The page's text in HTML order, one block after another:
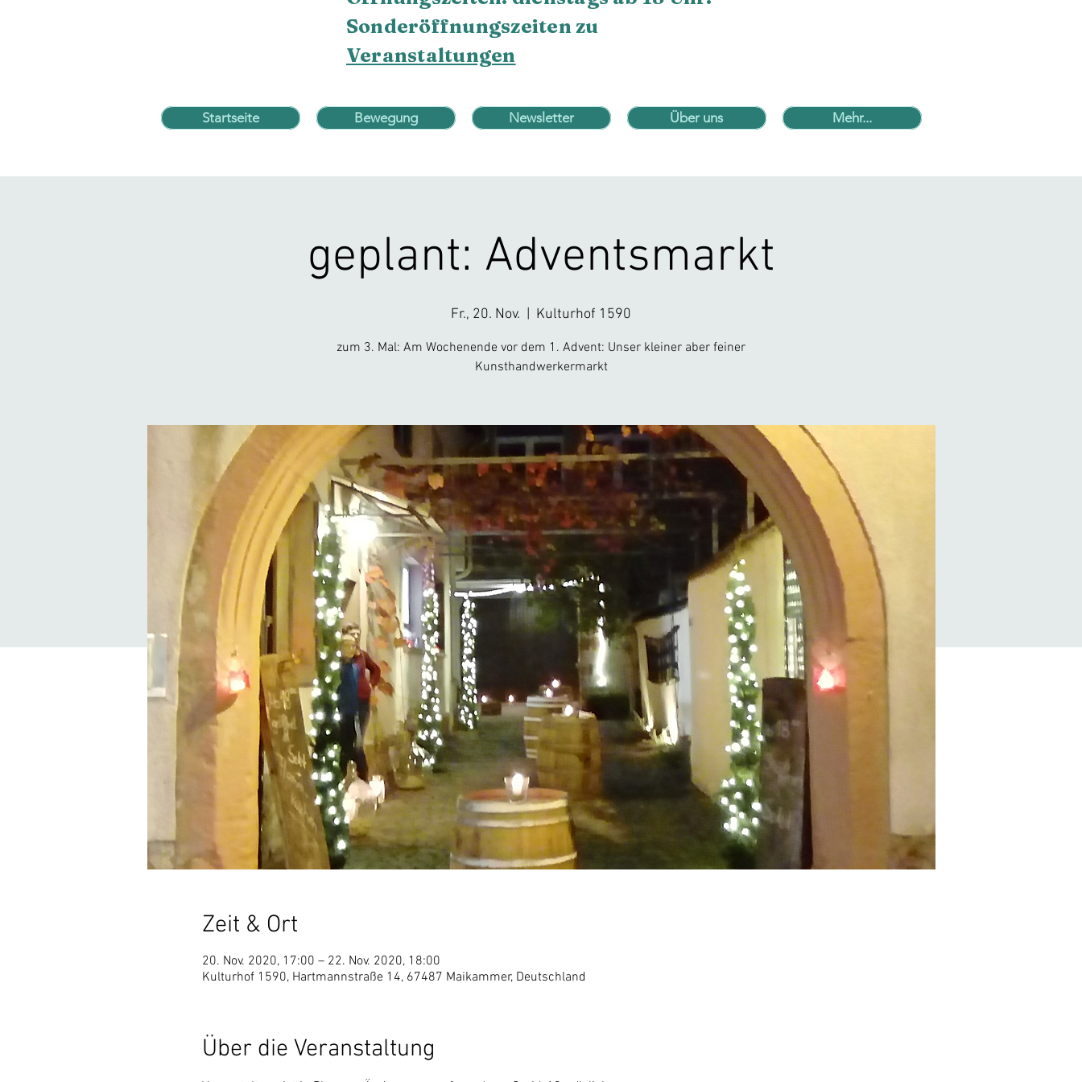
Sonderöffnungszeiten zu
Veranstaltungen
Startseite Bewegung Newsletter Über uns Mehr...
geplant: Adventsmarkt
Fr., 20. Nov. Kulturhof 1590
zum 3. Mal: Am Wochenende vor dem 1. Advent: Unser kleiner aber feiner
Kunsthandwerkermarkt
Zeit & Ort
20. Nov. 2020, 17:00 – 22. Nov. 2020, 18:00
Kulturhof 1590, Hartmannstraße 14, 67487 Maikammer, Deutschland
Über die Veranstaltung